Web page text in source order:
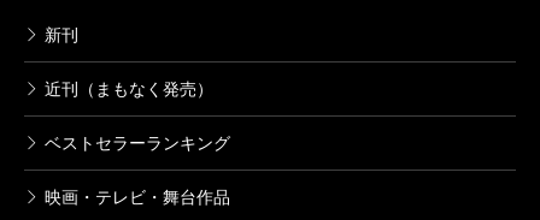
新刊
近刊（まもなく発売）
ベストセラーランキング
映画・テレビ・舞台作品